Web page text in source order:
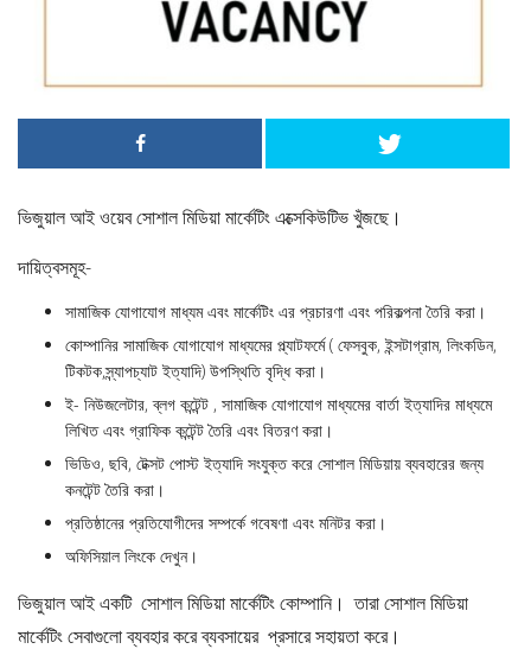
ভিজুয়াল আই ওয়েব সোশাল মিডিয়া মার্কেটিং এক্সেকিউটিভ খুঁজছে।
দায়িত্বসমূহ-
সামাজিক যোগাযোগ মাধ্যম এবং মার্কেটিং এর প্রচারণা এবং পরিকল্পনা তৈরি করা।
কোম্পানির সামাজিক যোগাযোগ মাধ্যমের প্ল্যাটফর্মে ( ফেসবুক, ইন্সটাগ্রাম, লিংকডিন,
টিকটক,স্ন্যাপচ্যাট ইত্যাদি) উপস্থিতি বৃদ্ধি করা।
ই- নিউজলেটার, ব্লগ কন্টেন্ট , সামাজিক যোগাযোগ মাধ্যমের বার্তা ইত্যাদির মাধ্যমে
লিখিত এবং গ্রাফিক কন্টেন্ট তৈরি এবং বিতরণ করা।
ভিডিও, ছবি, টেক্সট পোস্ট ইত্যাদি সংযুক্ত করে সোশাল মিডিয়ায় ব্যবহারের জন্য
কনটেন্ট তৈরি করা।
প্রতিষ্ঠানের প্রতিযোগীদের সম্পর্কে গবেষণা এবং মনিটর করা।
অফিসিয়াল লিংকে দেখুন।
ভিজুয়াল আই একটি সোশাল মিডিয়া মার্কেটিং কোম্পানি। তারা সোশাল মিডিয়া
মার্কেটিং সেবাগুলো ব্যবহার করে ব্যবসায়ের প্রসারে সহায়তা করে।